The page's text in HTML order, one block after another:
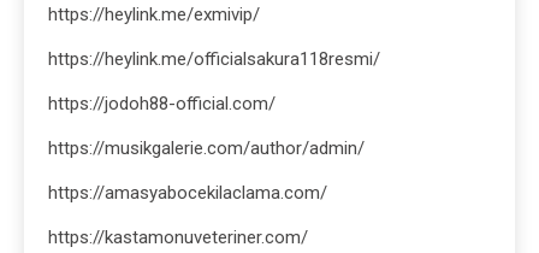
https://heylink.me/exmivip/
https://heylink.me/officialsakura118resmi/
https://jodoh88-official.com/
https://musikgalerie.com/author/admin/
https://amasyabocekilaclama.com/
https://kastamonuveteriner.com/